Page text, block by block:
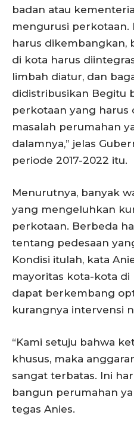
badan atau
mengurusi perkotaan.
harus dikembangkan,
di kota harus
limbah diatur, dan
didistribusikan Begitu
perkotaan yang harus
masalah perumahan
dalamnya,” jelas
periode 2017-2022 itu.
Menurutnya, banyak
yang mengeluhkan
perkotaan. Berbeda
tentang pedesaan
Kondisi itulah, kata
mayoritas kota-kota di
dapat berkembang
kurangnya intervensi
“Kami setuju bahwa
khusus, maka
sangat terbatas. Ini
bangun perumahan
tegas Anies.